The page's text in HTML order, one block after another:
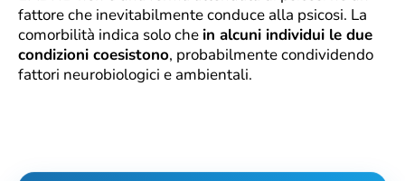
fattore che inevitabilmente conduce alla psicosi. La
comorbilità indica solo che in alcuni individui le due
condizioni coesistono, probabilmente condividendo
fattori neurobiologici e ambientali.